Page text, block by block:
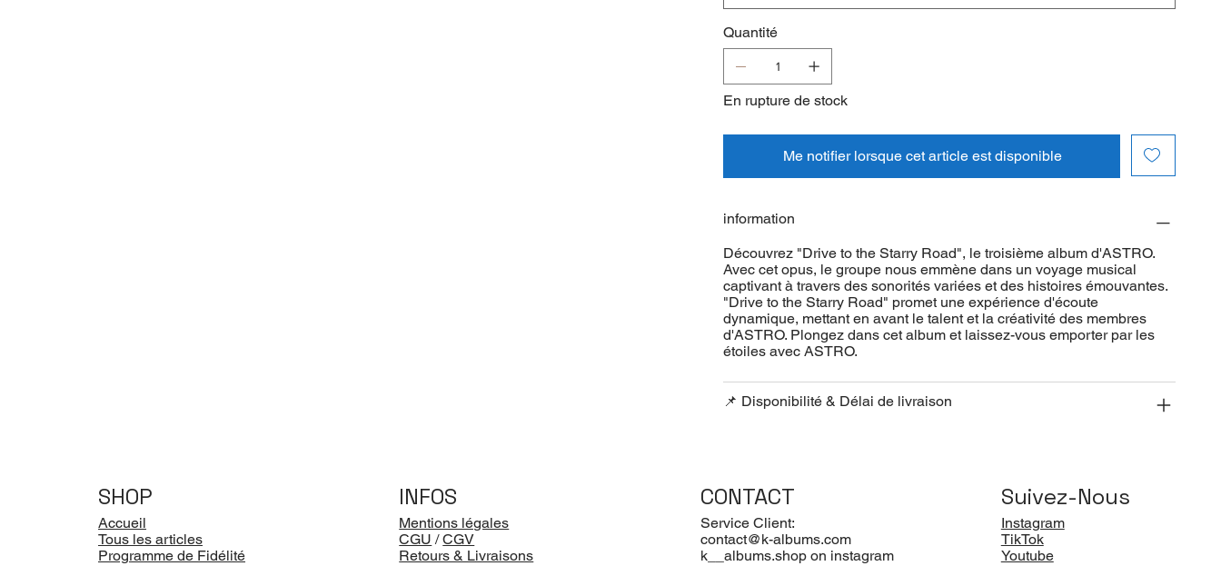
Quantité
En rupture de stock
Me notifier lorsque cet article est disponible
information
Découvrez "Drive to the Starry Road", le troisième album d'ASTRO.
Avec cet opus, le groupe nous emmène dans un voyage musical
captivant à travers des sonorités variées et des histoires émouvantes.
"Drive to the Starry Road" promet une expérience d'écoute
dynamique, mettant en avant le talent et la créativité des membres
d'ASTRO. Plongez dans cet album et laissez-vous emporter par les
étoiles avec ASTRO.
📌 Disponibilité & Délai de livraison
SHOP
Accueil
Tous les articles
Programme de Fidélité
INFOS
Mentions légales
CGU /CGV
Retours & Livraisons
CONTACT
Service Client:
contact@k-albums.com
k__albums.shop on instagram
Suivez-Nous
Instagram
TikTok
Youtube